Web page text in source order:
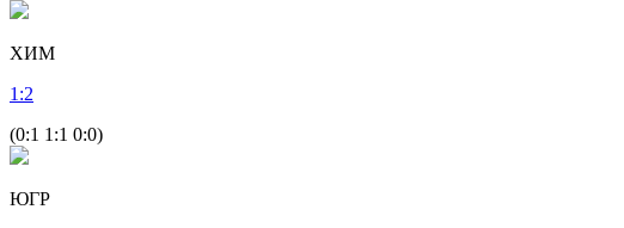
ХИМ
1 :2
(0:1 1:1 0:0)
ЮГР